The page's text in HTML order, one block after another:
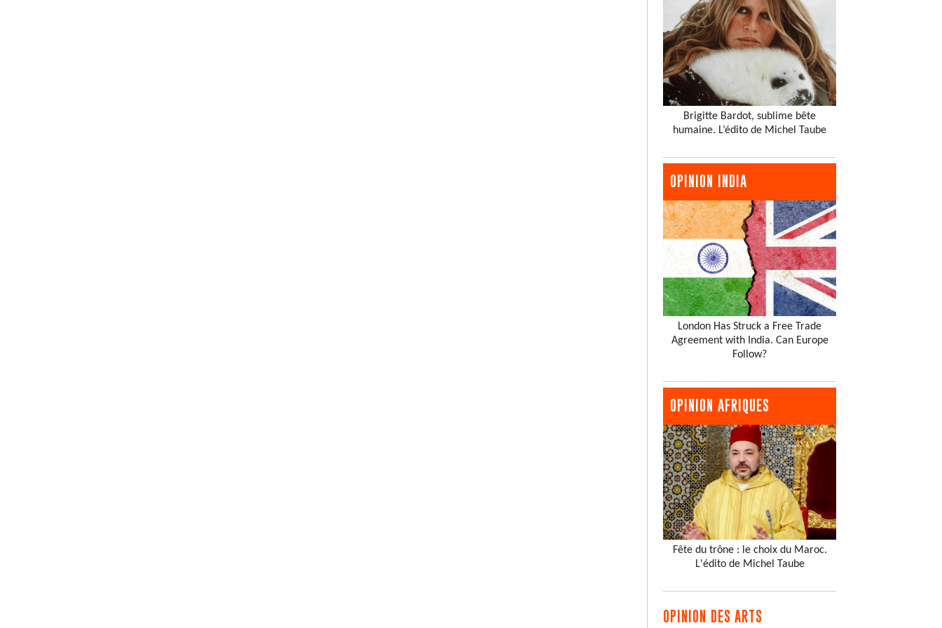
Brigitte Bardot, sublime bête
humaine. L’édito de Michel Taube
OPINION INDIA
London Has Struck a Free Trade
Agreement with India. Can Europe
Follow?
OPINION AFRIQUES
Fête du trône : le choix du Maroc.
L'édito de Michel Taube
OPINION DES ARTS